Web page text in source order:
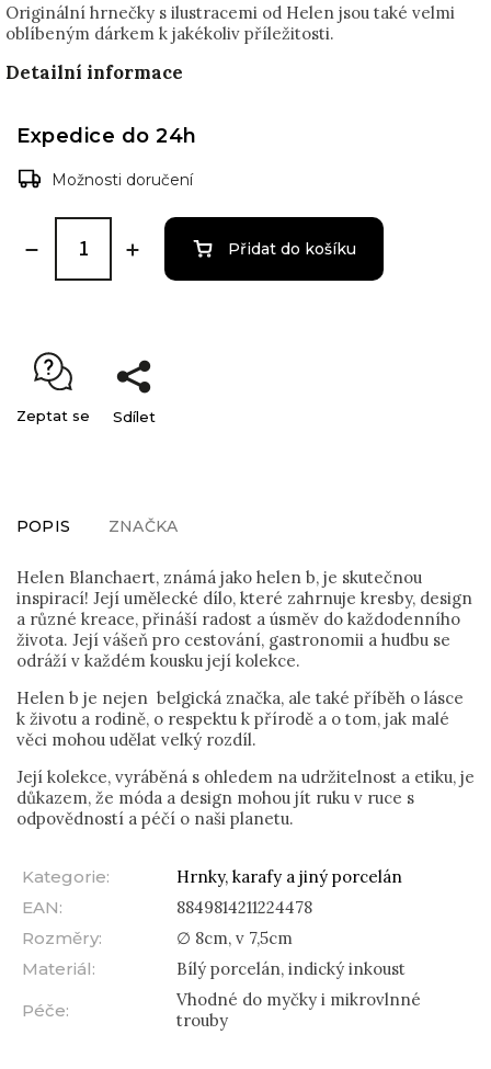
Originální hrnečky s ilustracemi od Helen jsou také velmi
oblíbeným dárkem k jakékoliv příležitosti.
Detailní informace
Expedice do 24h
Možnosti doručení
Přidat do košíku
Zeptat se Sdílet
POPIS ZNAČKA
Helen Blanchaert, známá jako helen b, je skutečnou
inspirací! Její umělecké dílo, které zahrnuje kresby, design
a různé kreace, přináší radost a úsměv do každodenního
života. Její vášeň pro cestování, gastronomii a hudbu se
odráží v každém kousku její kolekce.
Helen b je nejen belgická značka, ale také příběh o lásce
k životu a rodině, o respektu k přírodě a o tom, jak malé
věci mohou udělat velký rozdíl.
Její kolekce, vyráběná s ohledem na udržitelnost a etiku, je
důkazem, že móda a design mohou jít ruku v ruce s
odpovědností a péčí o naši planetu.
Kategorie:
Hrnky, karafy a jiný porcelán
EAN:
8849814211224478
Rozměry:
∅ 8cm, v 7,5cm
Materiál:
Bílý porcelán, indický inkoust
Péče:
Vhodné do myčky i mikrovlnné
trouby